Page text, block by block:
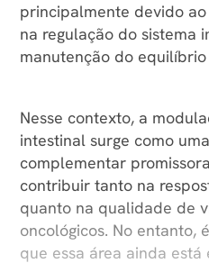
principalmente devido
na regulação do sistema
manutenção do
Nesse contexto, a
intestinal surge como
complementar
contribuir tanto na
quanto na qualidade de
oncológicos. No entanto,
que essa área ainda está